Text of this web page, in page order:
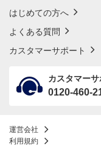
はじめての方へ
よくある質問
カスタマーサポート
カスタマー
0120-460-
運営会社
利用規約